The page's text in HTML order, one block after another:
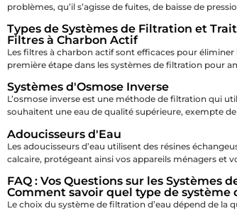
problèmes, qu’il s’agisse de fuites, de baisse de
Types de Systèmes de Filtration et
Filtres à Charbon Actif
Les filtres à charbon actif sont efficaces pour
première étape dans les systèmes de filtration pour
Systèmes d'Osmose Inverse
L’osmose inverse est une méthode de filtration qui
souhaitent une eau de qualité supérieure, exempte
Adoucisseurs d'Eau
Les adoucisseurs d’eau utilisent des résines
calcaire, protégeant ainsi vos appareils ménagers et
FAQ : Vos Questions sur les Systèmes
Comment savoir quel type de
Le choix du système de filtration d’eau dépend de la